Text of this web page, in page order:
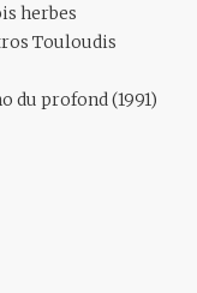
herbes
Touloudis
du profond (1991)